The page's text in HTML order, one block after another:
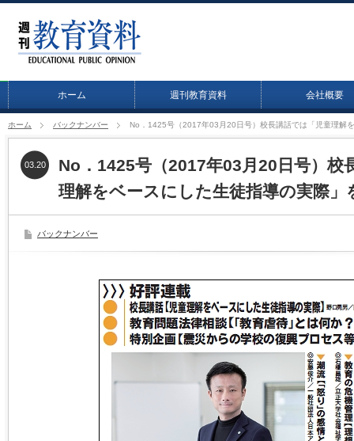
ホーム 週刊教育資料 会社概要
ホーム バックナンバー No．1425号（2017年03月20日号）校長講話では「児童理解
No．1425号（2017年03月20日号）校
理解をベースにした生徒指導の実際」
03.20
バックナンバー